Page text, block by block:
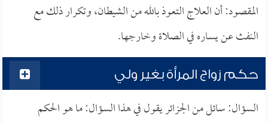
المقصود: أن العلاج التعوذ بالله من الشيطان، وتكرار ذلك مع
النفث عن يساره في الصلاة وخارجها.
حكم زواج المرأة بغير ولي
السؤال: سائل من الجزائر يقول في هذا السؤال: ما هو الحكم